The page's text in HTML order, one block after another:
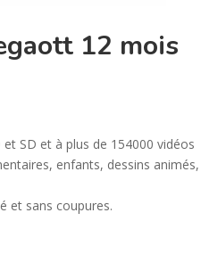
12 mois
:
€.
SD et à plus de 154000 vidéos
enfants, dessins animés,
et sans coupures.